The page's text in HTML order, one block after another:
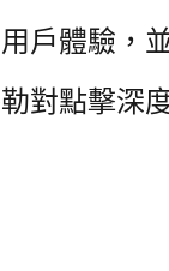
戶體驗，
對點擊深